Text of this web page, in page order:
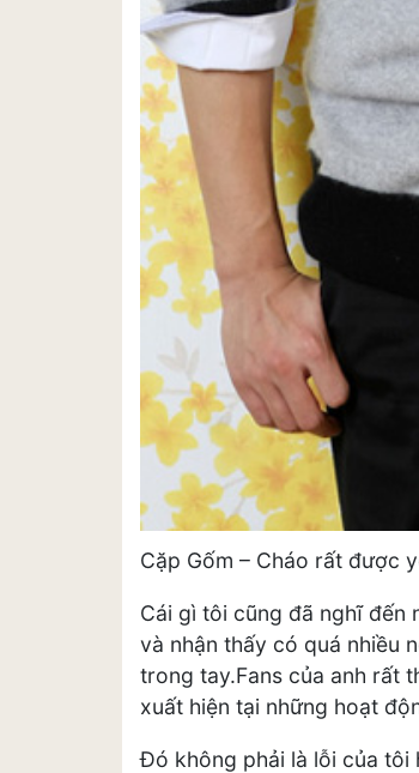
Cặp Gốm – Cháo rất được
Cái gì tôi cũng đã nghĩ đến
và nhận thấy có quá nhiều
trong tay.Fans của anh rất
xuất hiện tại những hoạt
Đó không phải là lỗi của tôi